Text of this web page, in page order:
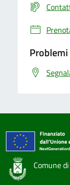
Comune